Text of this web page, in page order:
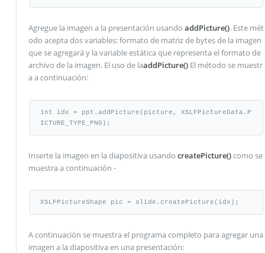
Agregue la imagen a la presentación usando addPicture(). Este mét
odo acepta dos variables: formato de matriz de bytes de la imagen
que se agregará y la variable estática que representa el formato de
archivo de la imagen. El uso de laaddPicture()El método se muestr
a a continuación:
int idx = ppt.addPicture(picture, XSLFPictureData.P
ICTURE_TYPE_PNG);
Inserte la imagen en la diapositiva usando createPicture()como se
muestra a continuación -
XSLFPictureShape pic = slide.createPicture(idx);
A continuación se muestra el programa completo para agregar una
imagen a la diapositiva en una presentación: